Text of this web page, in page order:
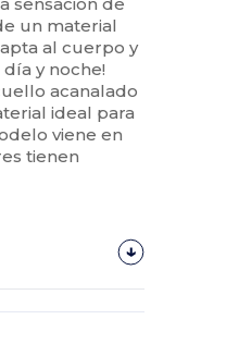
un material
al cuerpo y
y noche!
acanalado
ideal para
viene en
tienen